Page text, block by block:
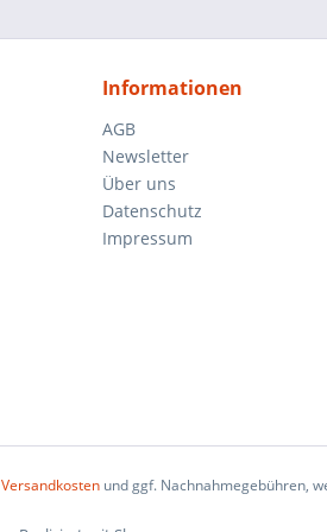
Informationen
AGB
Newsletter
Über uns
Datenschutz
Impressum
Versandkostenund ggf. Nachnahmegebühren,